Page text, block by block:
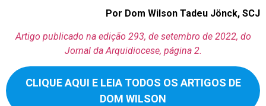
Por Dom Wilson Tadeu Jönck, SCJ
Artigo publicado na edição 293, de setembro de 2022, do
Jornal da Arquidiocese, página 2.
CLIQUE AQUI E LEIA TODOS OS ARTIGOS DE
DOM WILSON